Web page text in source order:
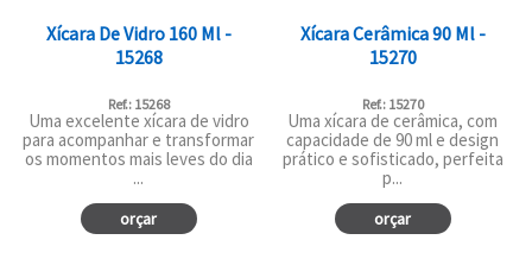
Xícara De Vidro 160 Ml -
15268
Ref.: 15268
Uma excelente xícara de vidro
para acompanhar e transformar
os momentos mais leves do dia
...
orçar
Xícara Cerâmica 90 Ml -
15270
Ref.: 15270
Uma xícara de cerâmica, com
capacidade de 90 ml e design
prático e sofisticado, perfeita
p...
orçar